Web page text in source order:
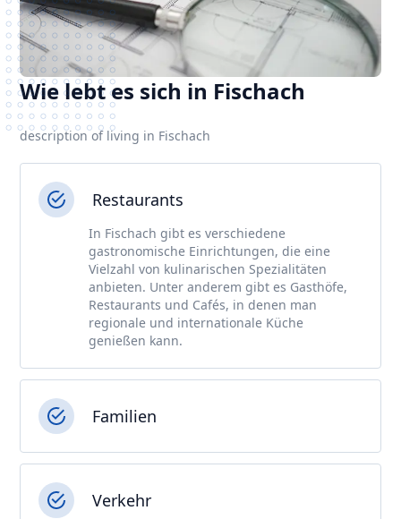
Wie lebt es sich in Fischach
description of living in Fischach
Restaurants
In Fischach gibt es verschiedene
gastronomische Einrichtungen, die eine
Vielzahl von kulinarischen Spezialitäten
anbieten. Unter anderem gibt es Gasthöfe,
Restaurants und Cafés, in denen man
regionale und internationale Küche
genießen kann.
Familien
Verkehr